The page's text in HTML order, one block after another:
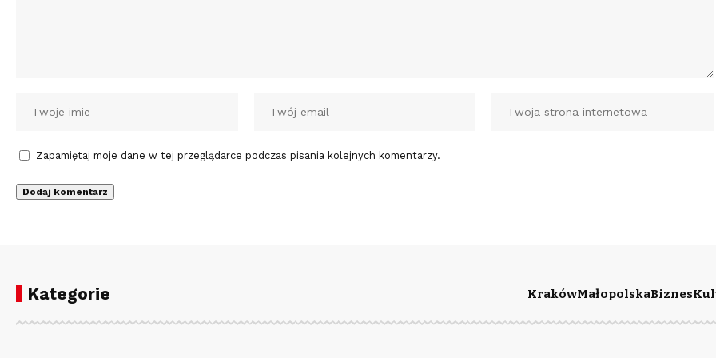
Zapamiętaj moje dane w tej przeglądarce podczas pisania kolejnych komentarzy.
Kategorie KrakówMałopolskaBiznes